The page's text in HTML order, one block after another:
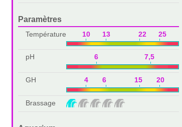
Paramètres
Température 10 13 22 25
pH 6 7,5
GH 4 6 15 20
Brassage